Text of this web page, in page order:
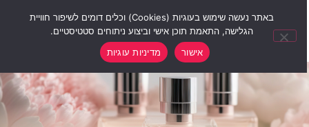
באתר נעשה שימוש בעוגיות (Cookies) וכלים דומים לשיפור חוויית
הגלישה, התאמת תוכן אישי וביצוע ניתוחים סטטיסטיים.
אישור
מדיניות עוגיות